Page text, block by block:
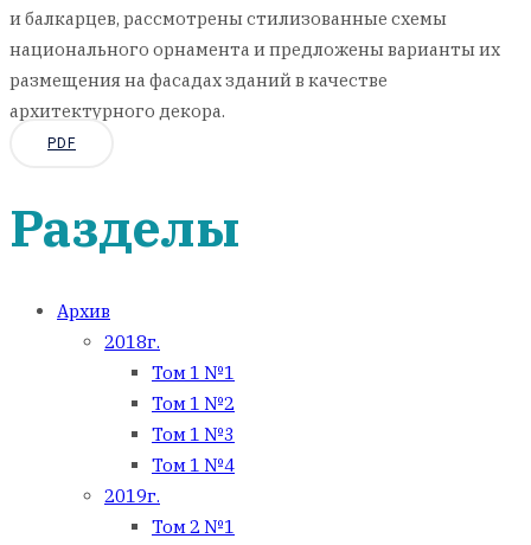
и балкарцев, рассмотрены стилизованные схемы
национального орнамента и предложены варианты их
размещения на фасадах зданий в качестве
архитектурного декора.
PDF
Разделы
Архив
2018г.
Том 1 №1
Том 1 №2
Том 1 №3
Том 1 №4
2019г.
Том 2 №1